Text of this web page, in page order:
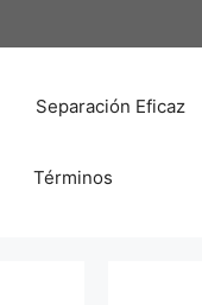
Separación Eficaz
Términos